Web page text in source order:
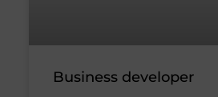
Business developer